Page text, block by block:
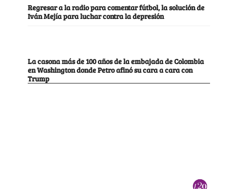
Regresar a la radio para comentar fútbol, la solución de
Iván Mejía para luchar contra la depresión
La casona más de 100 años de la embajada de Colombia
en Washington donde Petro afinó su cara a cara con
Trump